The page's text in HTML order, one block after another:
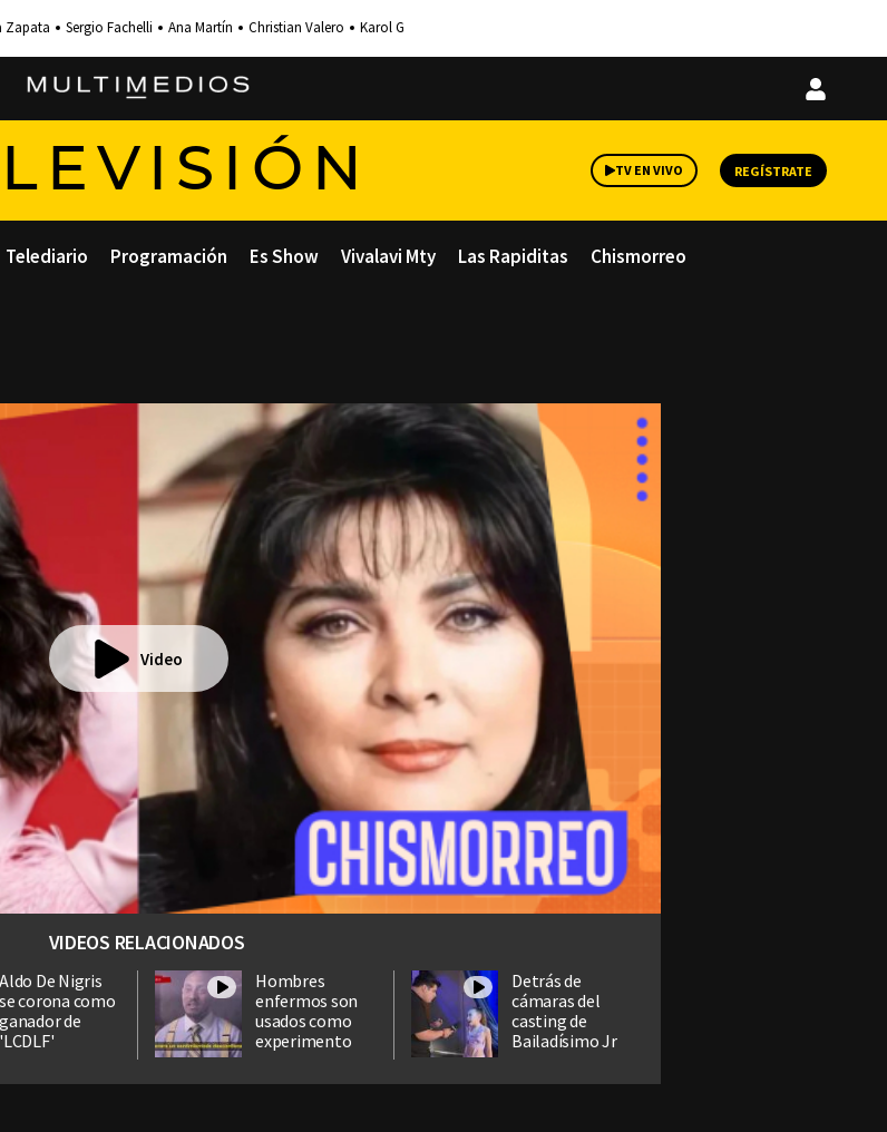
Zapata Sergio Fachelli Ana Martín Christian Valero Karol G
Iniciar
TV EN VIVO REGÍSTRATE
Telediario Programación Es Show Vivalavi Mty Las Rapiditas Chismorreo
Video
VIDEOS RELACIONADOS
Aldo De Nigris
se corona como
ganador de
'LCDLF'
Hombres
enfermos son
usados como
experimento
Detrás de
cámaras del
casting de
Bailadísimo Jr